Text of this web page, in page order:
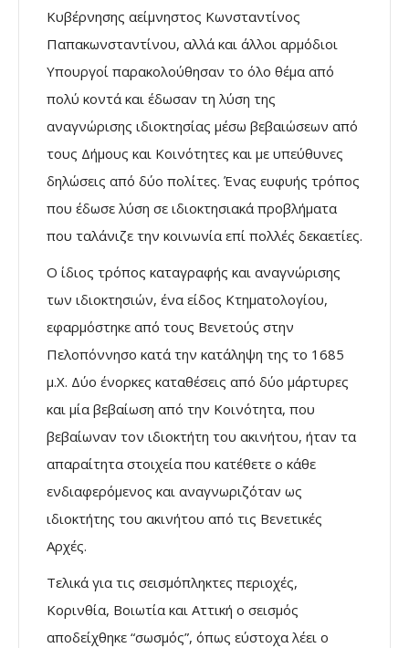
Κυβέρνησης αείμνηστος Κωνσταντίνος
Παπακωνσταντίνου, αλλά και άλλοι αρμόδιοι
Υπουργοί παρακολούθησαν το όλο θέμα από
πολύ κοντά και έδωσαν τη λύση της
αναγνώρισης ιδιοκτησίας μέσω βεβαιώσεων από
τους Δήμους και Κοινότητες και με υπεύθυνες
δηλώσεις από δύο πολίτες. Ένας ευφυής τρόπος
που έδωσε λύση σε ιδιοκτησιακά προβλήματα
που ταλάνιζε την κοινωνία επί πολλές δεκαετίες.
Ο ίδιος τρόπος καταγραφής και αναγνώρισης
των ιδιοκτησιών, ένα είδος Κτηματολογίου,
εφαρμόστηκε από τους Βενετούς στην
Πελοπόννησο κατά την κατάληψη της το 1685
μ.Χ. Δύο ένορκες καταθέσεις από δύο μάρτυρες
και μία βεβαίωση από την Κοινότητα, που
βεβαίωναν τον ιδιοκτήτη του ακινήτου, ήταν τα
απαραίτητα στοιχεία που κατέθετε ο κάθε
ενδιαφερόμενος και αναγνωριζόταν ως
ιδιοκτήτης του ακινήτου από τις Βενετικές
Αρχές.
Τελικά για τις σεισμόπληκτες περιοχές,
Κορινθία, Βοιωτία και Αττική ο σεισμός
αποδείχθηκε “σωσμός”, όπως εύστοχα λέει ο